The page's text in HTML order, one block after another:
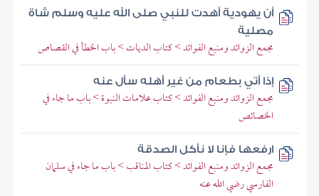
أن يهودية أهدت للنبي صلى الله عليه وسلم شاة
مصلية
مجمع الزوائد ومنبع الفوائد > كتاب الديات > باب الخطأ في القصاص
إذا أتي بطعام من غير أهله سأل عنه
مجمع الزوائد ومنبع الفوائد > كتاب علامات النبوة > باب ما جاء في
الخصائص
ارفعها فإنا لا نأكل الصدقة
مجمع الزوائد ومنبع الفوائد > كتاب المناقب > باب ما جاء في سلمان
الفارسي رضي الله عنه